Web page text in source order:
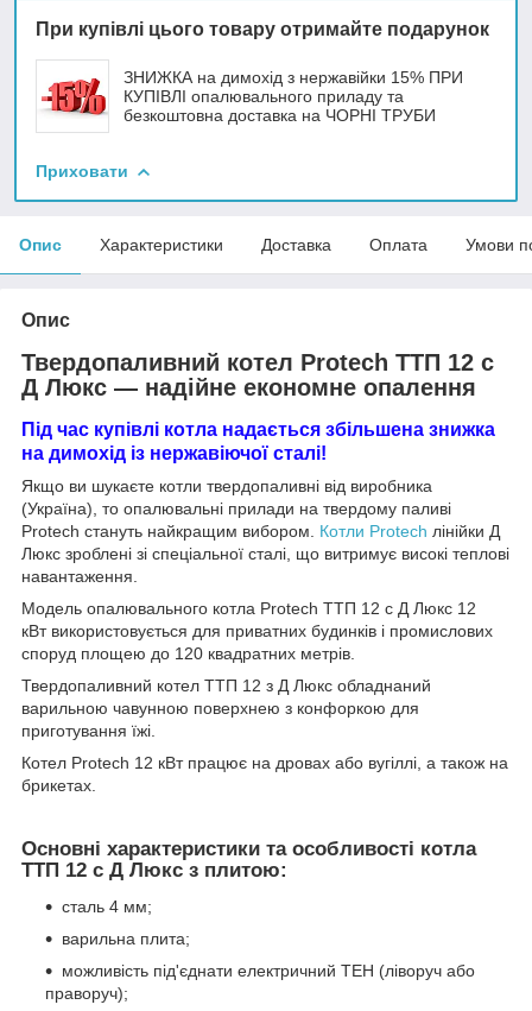
При купівлі цього товару отримайте подарунок
ЗНИЖКА на димохід з нержавійки 15% ПРИ
КУПІВЛІ опалювального приладу та
безкоштовна доставка на ЧОРНІ ТРУБИ
Приховати
Опис Характеристики Доставка Оплата Умови
Опис
Твердопаливний котел Protech ТТП 12 с
Д Люкс — надійне економне опалення
Під час купівлі котла надається збільшена знижка
на димохід із нержавіючої сталі!
Якщо ви шукаєте котли твердопаливні від виробника
(Україна), то опалювальні прилади на твердому паливі
Protech стануть найкращим вибором. Котли Protech лінійки Д
Люкс зроблені зі спеціальної сталі, що витримує високі теплові
навантаження.
Модель опалювального котла Protech ТТП 12 с Д Люкс 12
кВт використовується для приватних будинків і промислових
споруд площею до 120 квадратних метрів.
Твердопаливний котел ТТП 12 з Д Люкс обладнаний
варильною чавунною поверхнею з конфоркою для
приготування їжі.
Котел Protech 12 кВт працює на дровах або вугіллі, а також на
брикетах.
Основні характеристики та особливості котла
ТТП 12 с Д Люкс з плитою:
сталь 4 мм;
варильна плита;
можливість під'єднати електричний ТЕН (ліворуч або
праворуч);